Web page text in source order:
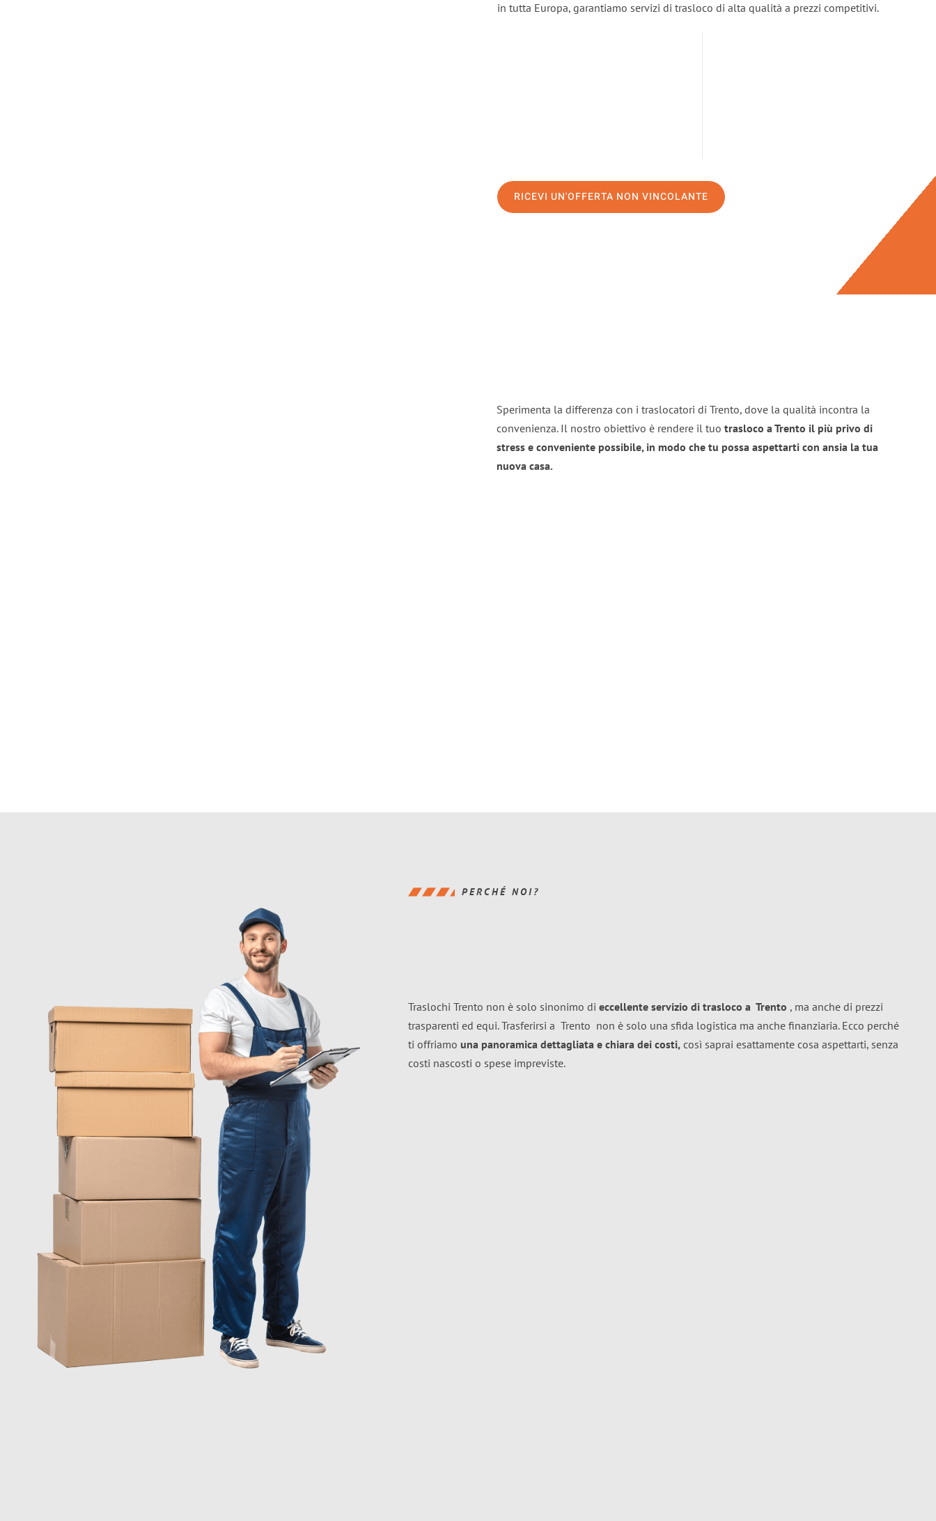
in tutta Europa, garantiamo servizi di trasloco di alta qualità a prezzi competitivi.
RICEVI UN'OFFERTA NON VINCOLANTE
Sperimenta la differenza con i traslocatori di Trento, dove la qualità incontra la
convenienza. Il nostro obiettivo è rendere il tuo trasloco a Trento il più privo di
stress e conveniente possibile, in modo che tu possa aspettarti con ansia la tua
nuova casa.
PERCHÉ NOI?
Traslochi Trento non è solo sinonimo di eccellente servizio di trasloco a Trento , ma anche di prezzi
trasparenti ed equi. Trasferirsi a Trento non è solo una sfida logistica ma anche finanziaria. Ecco perché
ti offriamo una panoramica dettagliata e chiara dei costi, così saprai esattamente cosa aspettarti, senza
costi nascosti o spese impreviste.